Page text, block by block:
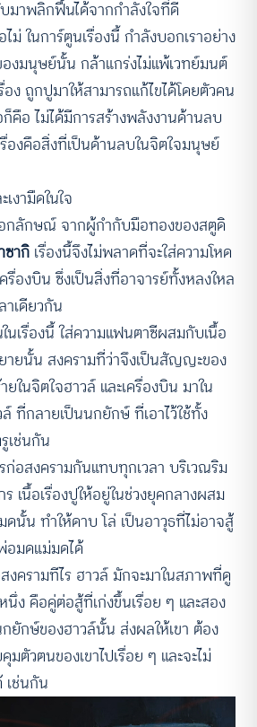
าพลิกฟื้นได้จากกำลังใจที่ดี
ไม่ ในการ์ตูนเรื่องนี้ กำลังบอกเราอย่าง
งมนุษย์นั้น กล้าแกร่งไม่แพ้เวทย์มนต์
อง ถูกปูมาให้สามารถแก้ไขได้โดยตัวคน
อ ไม่ได้มีการสร้างพลังงานด้านลบ
องคือสิ่งที่เป็นด้านลบในจิตใจมนุษย์
งามืดในใจ
กลักษณ์ จากผู้กำกับมือทองของสตูดิ
ซากิ เรื่องนี้จึงไม่พลาดที่จะใส่ความโหด
รื่องบิน ซึ่งเป็นสิ่งที่อาจารย์ทั้งหลงใหล
าเดียวกัน
นเรื่องนี้ ใส่ความแฟนตาซีผสมกับเนื้อ
ายนั้น สงครามที่ว่าจึงเป็นสัญญะของ
ในจิตใจฮาวล์ และเครื่องบิน มาใน
ที่กลายเป็นนกยักษ์ ที่เอาไว้ใช้ทั้ง
เช่นกัน
ก่อสงครามกันแทบทุกเวลา บริเวณริม
เนื้อเรื่องปูให้อยู่ในช่วงยุคกลางผสม
นั้น ทำให้ดาบ โล่ เป็นอาวุธที่ไม่อาจสู้
อมดแม่มดได้
ครามทีไร ฮาวล์ มักจะมาในสภาพที่ดู
ง คือคู่ต่อสู้ที่เก่งขึ้นเรื่อย ๆ และสอง
ยักษ์ของฮาวล์นั้น ส่งผลให้เขา ต้อง
มตัวตนของเขาไปเรื่อย ๆ และจะไม่
เช่นกัน